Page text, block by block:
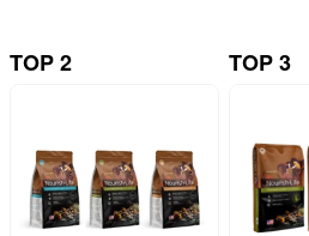
TOP 2 TOP 3